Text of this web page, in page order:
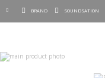
BRAND SOUNDSATION
Vai
alla